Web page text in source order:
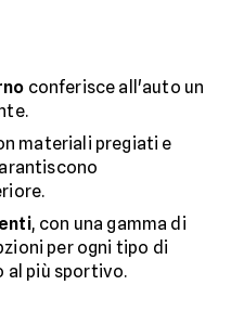
conferisce all'auto un
materiali pregiati e
, con una gamma di
per ogni tipo di
al più sportivo.